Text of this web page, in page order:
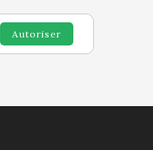
Autoriser